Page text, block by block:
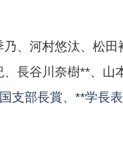
乃、河村悠汰、松
、長谷川奈樹**、山
支部長賞、**学長